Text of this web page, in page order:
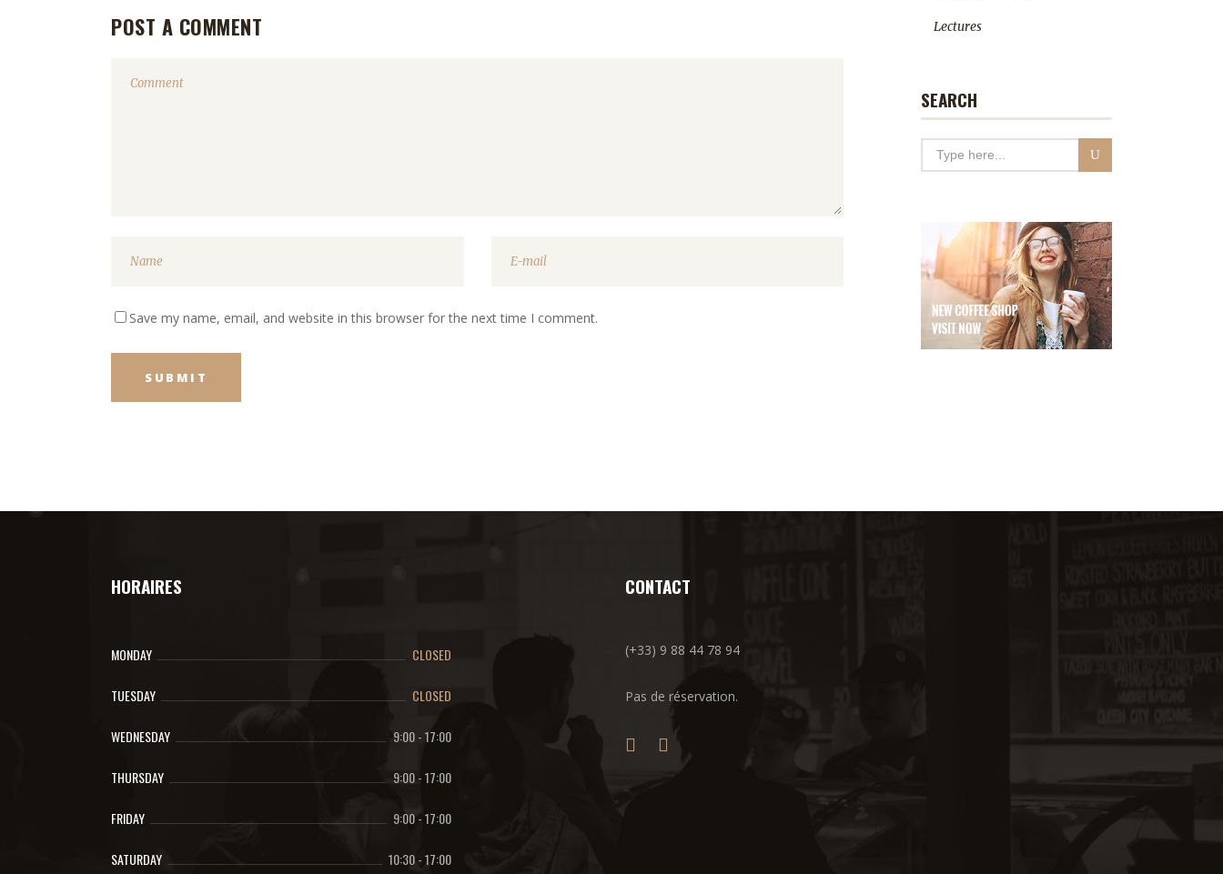
POST A COMMENT
Save my name, email, and website in this browser for the next time I comment.
Lectures
SEARCH
HORAIRES
MONDAY CLOSED
TUESDAY CLOSED
WEDNESDAY 9:00-17:00
THURSDAY 9:00-17:00
FRIDAY 9:00-17:00
SATURDAY 10:30-17:00
CONTACT
(+33) 9 88 44 78 94
Pas de réservation.